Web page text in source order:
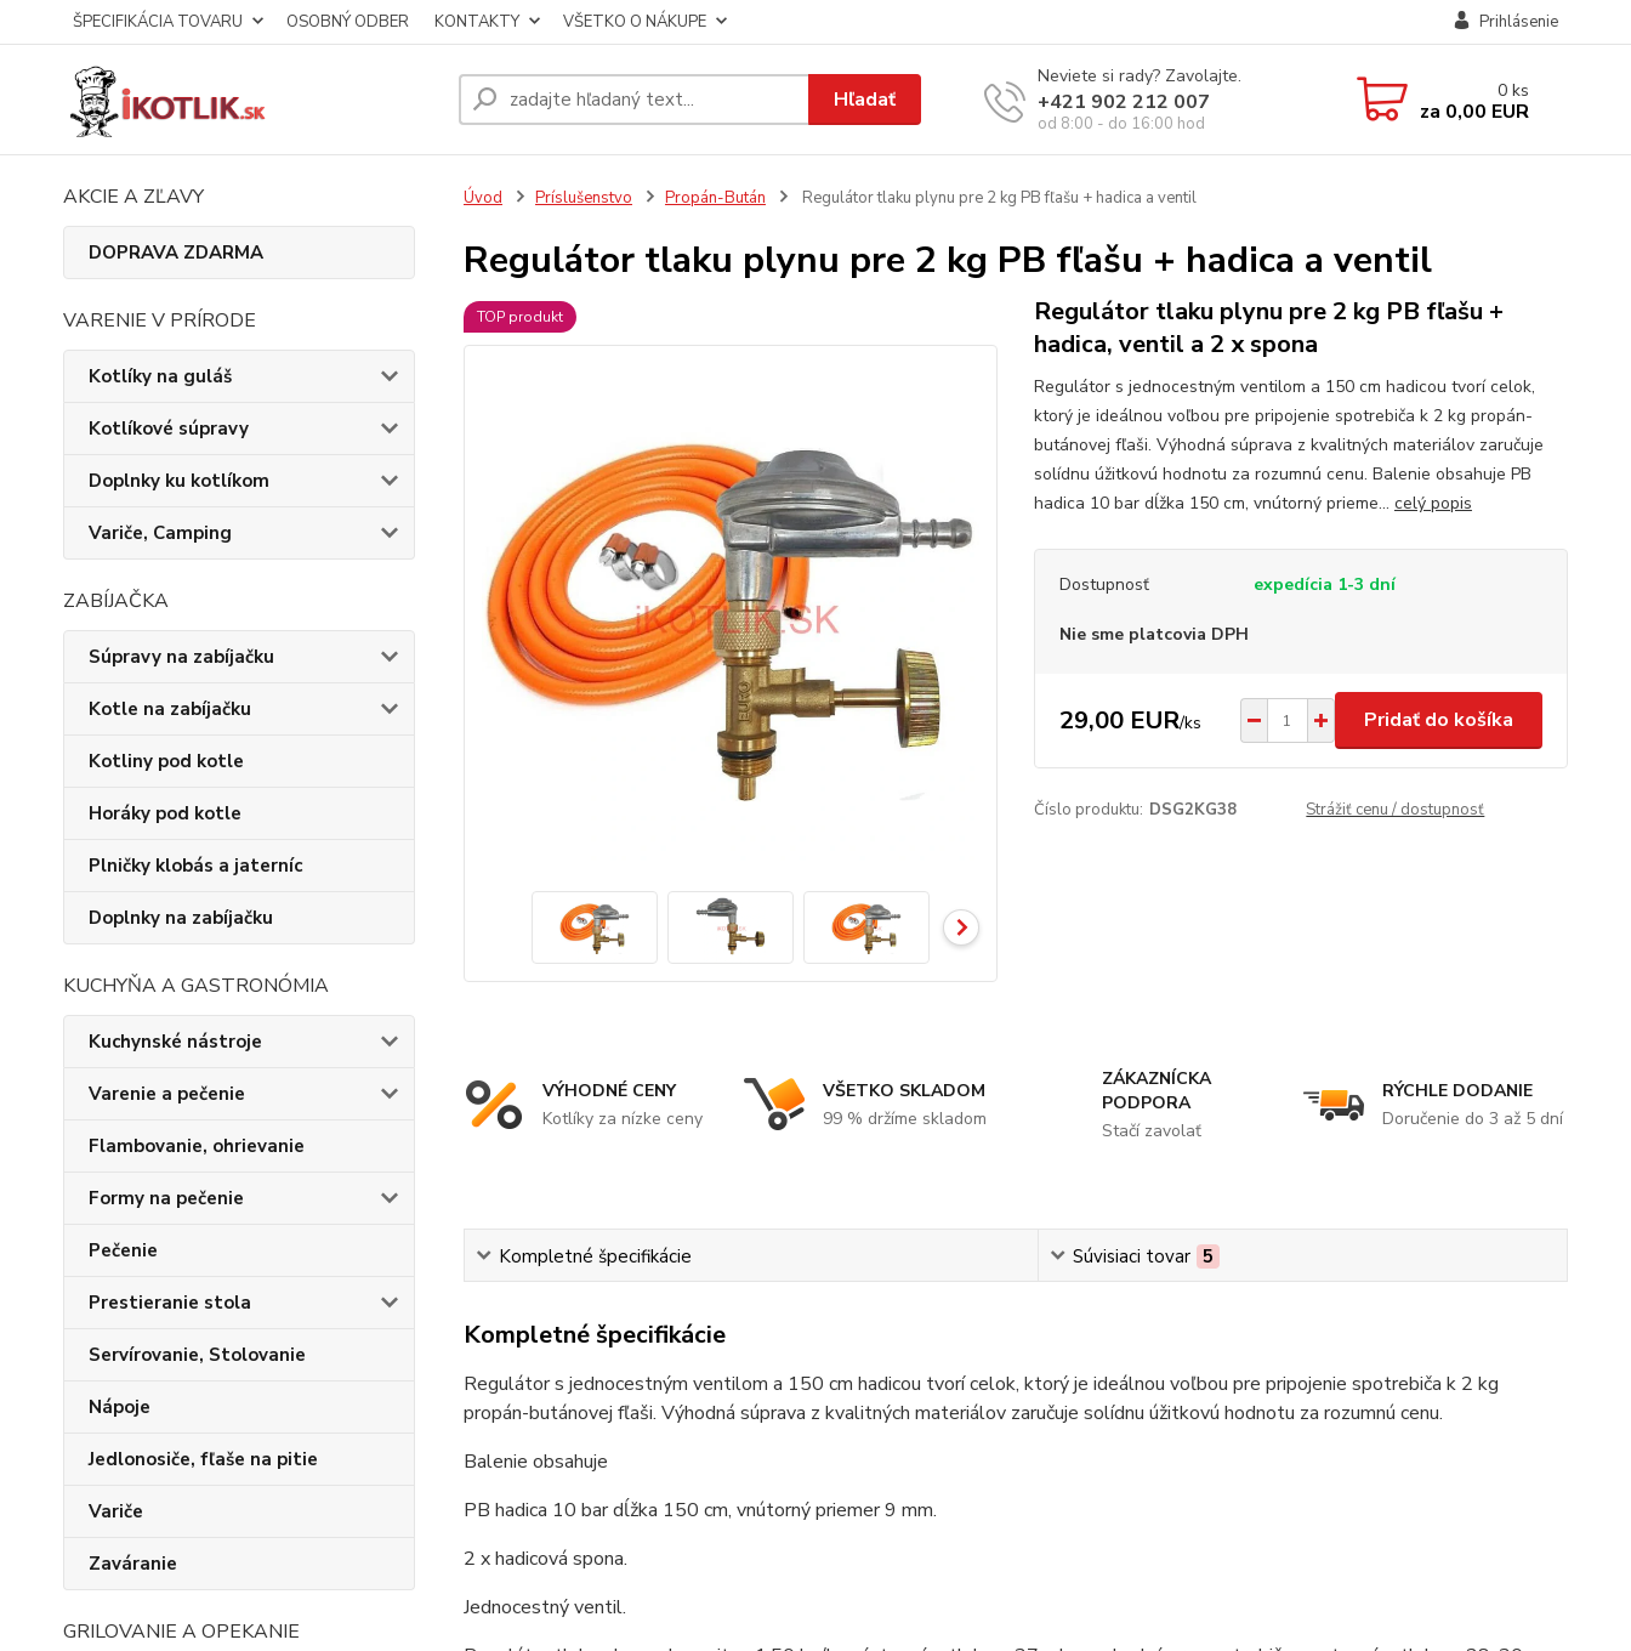
ŠPECIFIKÁCIA TOVARU OSOBNÝ ODBER KONTAKTY VŠETKO O NÁKUPE Prihlásenie
Hľadať
Neviete si rady? Zavolajte.
+421 902 212 007
od 8:00 - do 16:00 hod
0 ks
za 0,00 EUR
AKCIE A ZĽAVY
DOPRAVA ZDARMA
VARENIE V PRÍRODE
Kotlíky na guláš
Kotlíkové súpravy
Doplnky ku kotlíkom
Variče, Camping
ZABÍJAČKA
Súpravy na zabíjačku
Kotle na zabíjačku
Kotliny pod kotle
Horáky pod kotle
Plničky klobás a jaterníc
Doplnky na zabíjačku
KUCHYŇA A GASTRONÓMIA
Kuchynské nástroje
Varenie a pečenie
Flambovanie, ohrievanie
Formy na pečenie
Pečenie
Prestieranie stola
Servírovanie, Stolovanie
Nápoje
Jedlonosiče, fľaše na pitie
Variče
Zaváranie
GRILOVANIE A OPEKANIE
Úvod Príslušenstvo Propán-Bután Regulátor tlaku plynu pre 2 kg PB fľašu + hadica a ventil
Regulátor tlaku plynu pre 2 kg PB fľašu + hadica a ventil
TOP produkt
Regulátor tlaku plynu pre 2 kg PB fľašu +
hadica, ventil a 2 x spona
Regulátor s jednocestným ventilom a 150 cm hadicou tvorí celok,
ktorý je ideálnou voľbou pre pripojenie spotrebiča k 2 kg propán-
butánovej fľaši. Výhodná súprava z kvalitných materiálov zaručuje
solídnu úžitkovú hodnotu za rozumnú cenu. Balenie obsahuje PB
hadica 10 bar dĺžka 150 cm, vnútorný prieme... celý popis
Dostupnosť expedícia 1-3 dní
Nie sme platcovia DPH
29,00 EUR/ks Pridať do košíka
Číslo produktu: DSG2KG38 Strážiť cenu / dostupnosť
VÝHODNÉ CENY
Kotlíky za nízke ceny
VŠETKO SKLADOM
99 % držíme skladom
ZÁKAZNÍCKA
PODPORA
Stačí zavolať
RÝCHLE DODANIE
Doručenie do 3 až 5 dní
Kompletné špecifikácie Súvisiaci tovar 5
Kompletné špecifikácie
Regulátor s jednocestným ventilom a 150 cm hadicou tvorí celok, ktorý je ideálnou voľbou pre pripojenie spotrebiča k 2 kg
propán-butánovej fľaši. Výhodná súprava z kvalitných materiálov zaručuje solídnu úžitkovú hodnotu za rozumnú cenu.
Balenie obsahuje
PB hadica 10 bar dĺžka 150 cm, vnútorný priemer 9 mm.
2 x hadicová spona.
Jednocestný ventil.